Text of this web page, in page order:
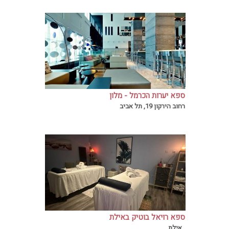
ספא יערות הכרמל - מלון
רויאל ביץ תל אביב
רחוב הירקון 19, תל אביב
יש רגעים שבהם הגוף אומר לנו לעצור, והנפש
ספא רויאל בוטיק באילת